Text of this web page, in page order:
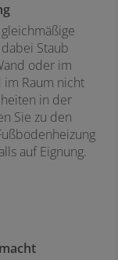
Staub
oder im
Raum nicht
in der
Sie zu den
auf Eignung.